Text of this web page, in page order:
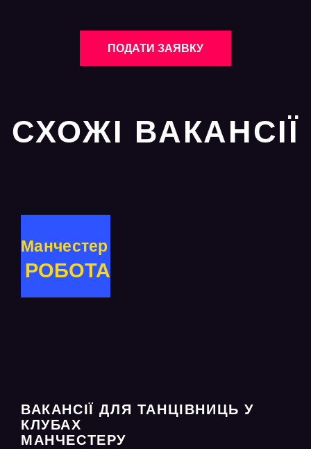
ПОДАТИ ЗАЯВКУ
СХОЖІ ВАКАНСІЇ
Манчестер
РОБОТА
ВАКАНСІЇ ДЛЯ ТАНЦІВНИЦЬ У
КЛУБАХ
МАНЧЕСТЕРУ